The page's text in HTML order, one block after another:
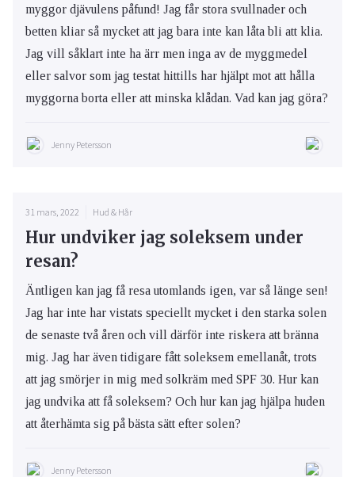
myggor djävulens påfund! Jag får stora svullnader och
betten kliar så mycket att jag bara inte kan låta bli att klia.
Jag vill såklart inte ha ärr men inga av de myggmedel
eller salvor som jag testat hittills har hjälpt mot att hålla
myggorna borta eller att minska klådan. Vad kan jag göra?
Jenny Petersson
31 mars, 2022 Hud & Hår
Hur undviker jag soleksem under
resan?
Äntligen kan jag få resa utomlands igen, var så länge sen!
Jag har inte har vistats speciellt mycket i den starka solen
de senaste två åren och vill därför inte riskera att bränna
mig. Jag har även tidigare fått soleksem emellanåt, trots
att jag smörjer in mig med solkräm med SPF 30. Hur kan
jag undvika att få soleksem? Och hur kan jag hjälpa huden
att återhämta sig på bästa sätt efter solen?
Jenny Petersson